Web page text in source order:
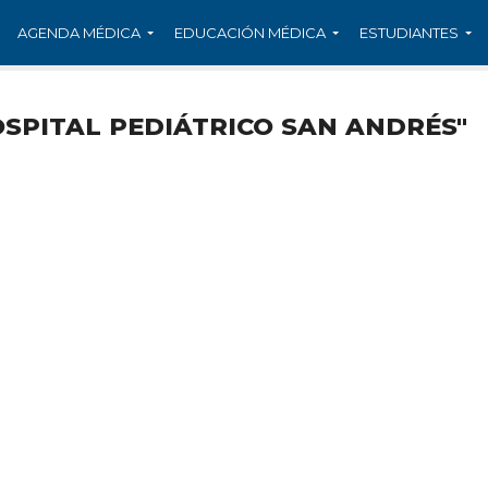
AGENDA MÉDICA EDUCACIÓN MÉDICA ESTUDIANTES
PEDIÁTRICO SAN ANDRÉS"